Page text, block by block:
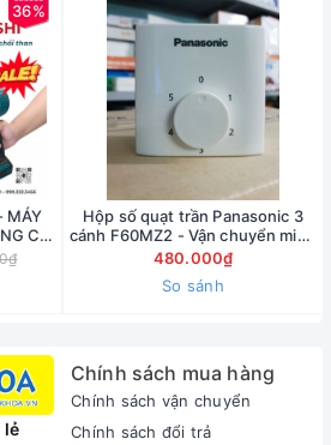
36%
MÁY
CƠ
Hộp số quạt trần Panasonic 3
cánh F60MZ2 - Vận chuyển miễn
phí toàn quốc
480.000₫
So sánh
lẻ
Chính sách mua hàng
Chính sách vận chuyển
Chính sách đổi trả